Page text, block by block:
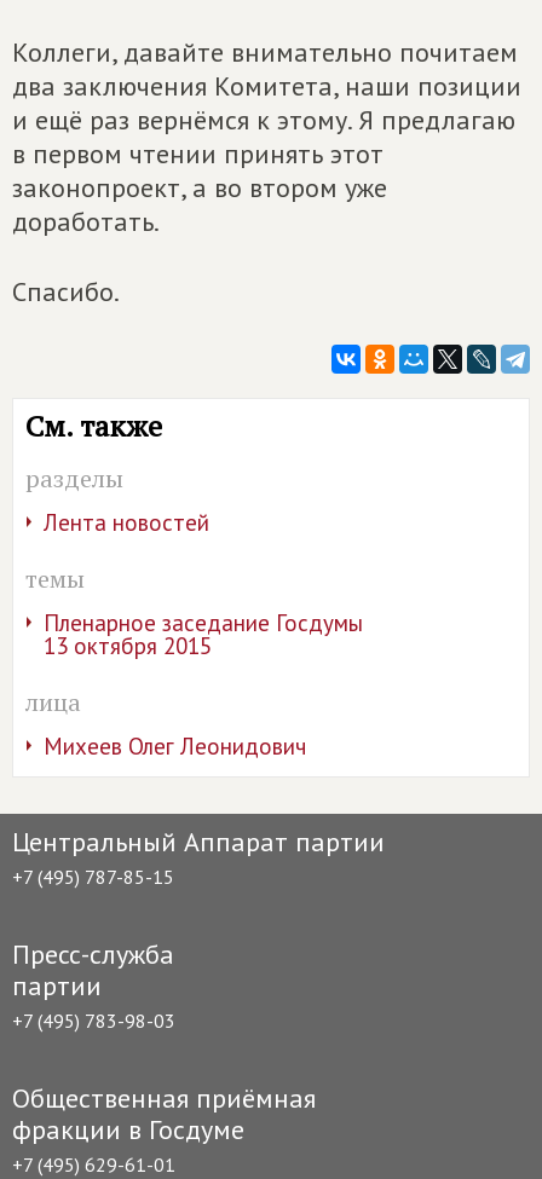
Коллеги, давайте внимательно почитаем
два заключения Комитета, наши позиции
и ещё раз вернёмся к этому. Я предлагаю
в первом чтении принять этот
законопроект, а во втором уже
доработать.
Спасибо.
См. также
разделы
Лента новостей
темы
Пленарное заседание Госдумы
13 октября 2015
лица
Михеев Олег Леонидович
Центральный Аппарат партии
+7 (495) 787-85-15
Пресс-служба
партии
+7 (495) 783-98-03
Общественная приёмная
фракции в Госдуме
+7 (495) 629-61-01